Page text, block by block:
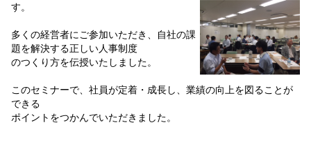
す。
多くの経営者にご参加いただき、自社の課
題を解決する正しい人事制度
のつくり方を伝授いたしました。
このセミナーで、社員が定着・成長し、業績の向上を図ることが
できる
ポイントをつかんでいただきました。